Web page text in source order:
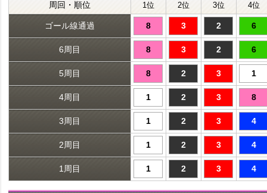
周回・順位 1位 2位 3位 4位
ゴール線通過 8 3 2 6
6周目 8 3 2 6
5周目 8 2 3 1
4周目 1 2 3 8
3周目 1 2 3 4
2周目 1 2 3 4
1周目 1 2 3 4